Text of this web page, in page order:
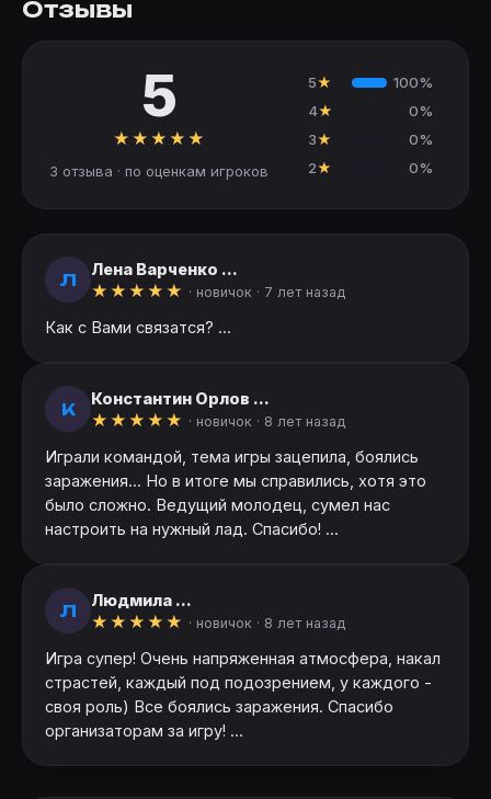
Отзывы
5
★ ★ ★ ★ ★
3 отзыва · по оценкам игроков
5★
100%
4★
0%
3★
0%
2★ 0%
Л
Лена Варченко ...
★ ★ ★ ★ ★ · новичок · 7 лет назад
Как с Вами связатся? ...
К
Константин Орлов ...
★ ★ ★ ★ ★ · новичок · 8 лет назад
Играли командой, тема игры зацепила, боялись
заражения... Но в итоге мы справились, хотя это
было сложно. Ведущий молодец, сумел нас
настроить на нужный лад. Спасибо! ...
Л
Людмила ...
★ ★ ★ ★ ★ · новичок · 8 лет назад
Игра супер! Очень напряженная атмосфера, накал
страстей, каждый под подозрением, у каждого -
своя роль) Все боялись заражения. Спасибо
организаторам за игру! ...